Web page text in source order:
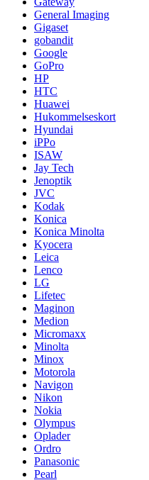
General Imaging
Gigaset
gobandit
Google
GoPro
HP
HTC
Huawei
Hukommelseskort
Hyundai
iPPo
ISAW
Jay Tech
Jenoptik
JVC
Kodak
Konica
Konica Minolta
Kyocera
Leica
Lenco
LG
Lifetec
Maginon
Medion
Micromaxx
Minolta
Minox
Motorola
Navigon
Nikon
Nokia
Olympus
Oplader
Ordro
Panasonic
Pearl